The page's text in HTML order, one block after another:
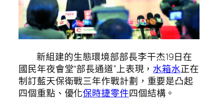
新組建的生態環境部部長李干杰19日在
國民年夜會堂“部長通道”上表現， 水箱水正在
制訂藍天保衛戰三年作戰計劃，重要是凸起
四個重點、優化保時捷零件四個結構。